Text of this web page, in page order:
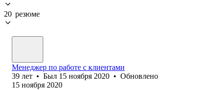
20 резюме
Менеджер по работе с клиентами
39 лет • Был 15 ноября 2020 • Обновлено
15 ноября 2020